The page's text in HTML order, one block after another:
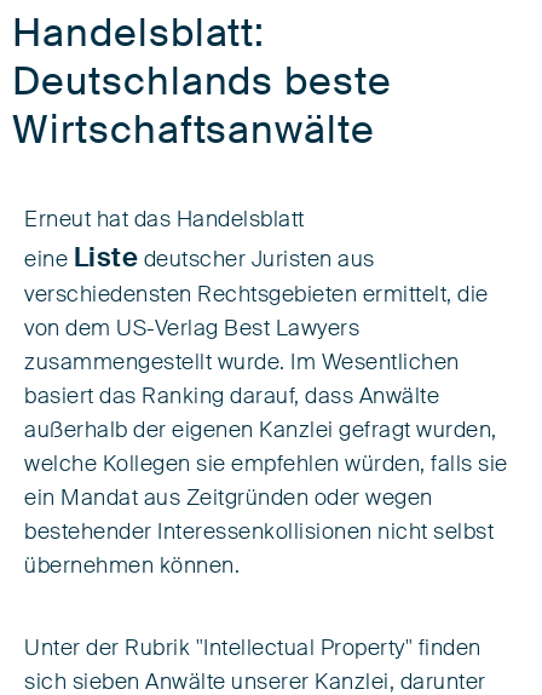
Handelsblatt:
Deutschlands beste
Wirtschaftsanwälte
Erneut hat das Handelsblatt
eine Liste deutscher Juristen aus
verschiedensten Rechtsgebieten ermittelt, die
von dem US-Verlag Best Lawyers
zusammengestellt wurde. Im Wesentlichen
basiert das Ranking darauf, dass Anwälte
außerhalb der eigenen Kanzlei gefragt wurden,
welche Kollegen sie empfehlen würden, falls sie
ein Mandat aus Zeitgründen oder wegen
bestehender Interessenkollisionen nicht selbst
übernehmen können.
Unter der Rubrik "Intellectual Property" finden
sich sieben Anwälte unserer Kanzlei, darunter